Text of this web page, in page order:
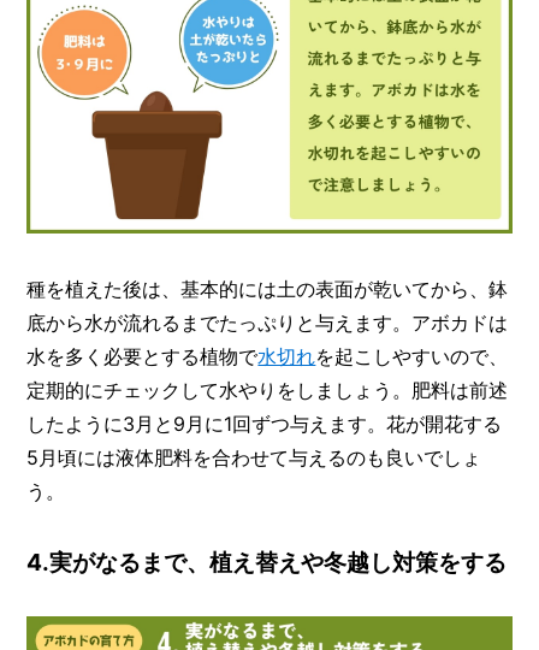
種を植えた後は、基本的には土の表面が乾いてから、鉢
底から水が流れるまでたっぷりと与えます。アボカドは
水を多く必要とする植物で水切れを起こしやすいので、
定期的にチェックして水やりをしましょう。肥料は前述
したように3月と9月に1回ずつ与えます。花が開花する
5月頃には液体肥料を合わせて与えるのも良いでしょ
う。
4.実がなるまで、植え替えや冬越し対策をする